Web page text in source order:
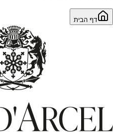
דף הבית